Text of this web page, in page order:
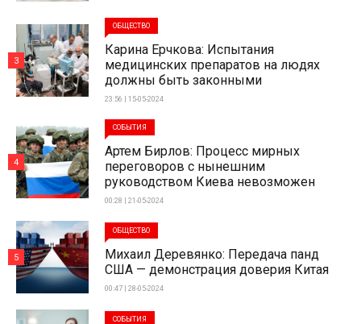
ОБЩЕСТВО
Карина Ерчкова: Испытания
медицинских препаратов на людях
должны быть законными
23:56 | 15-05-2024
3
СОБЫТИЯ
Артем Бирлов: Процесс мирных
переговоров с нынешним
руководством Киева невозможен
00:28 | 21-05-2024
4
ОБЩЕСТВО
Михаил Деревянко: Передача панд
США — демонстрация доверия Китая
00:47 | 28-05-2024
5
СОБЫТИЯ